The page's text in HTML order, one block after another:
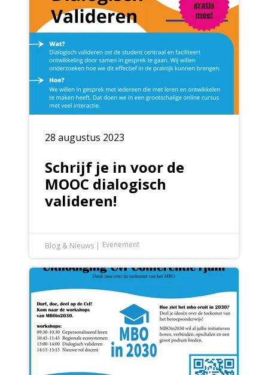
28 augustus 2023
Schrijf je in voor de
MOOC dialogisch
valideren!
Blog & Nieuws | Evenement